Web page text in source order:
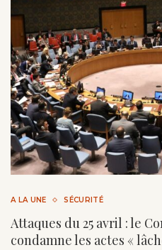
A LA UNE SÉCURITÉ
Attaques du 25 avril : le
condamne les actes «